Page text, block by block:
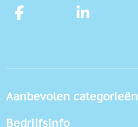
Aanbevolen categorieën
Bedrijfsinfo